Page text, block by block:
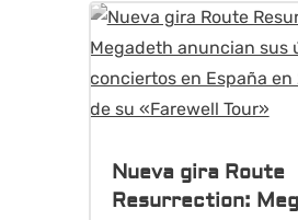
Nueva gira Route
Resurrection: